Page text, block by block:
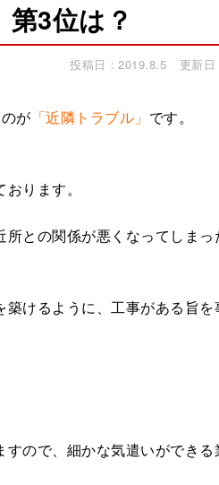
3位は？
投稿日：2019.8.5 更新
が 「近隣トラブル」 です。
ります。
との関係が悪くなってしまっ
けるように、工事がある旨を
ので、細かな気遣いができる